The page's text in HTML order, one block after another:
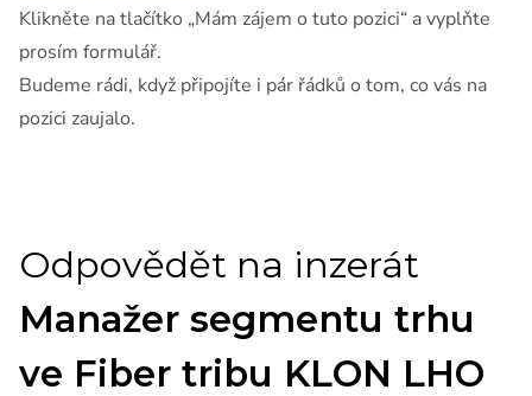
Klikněte na tlačítko „Mám zájem o tuto pozici“ a vyplňte
prosím formulář.
Budeme rádi, když připojíte i pár řádků o tom, co vás na
pozici zaujalo.